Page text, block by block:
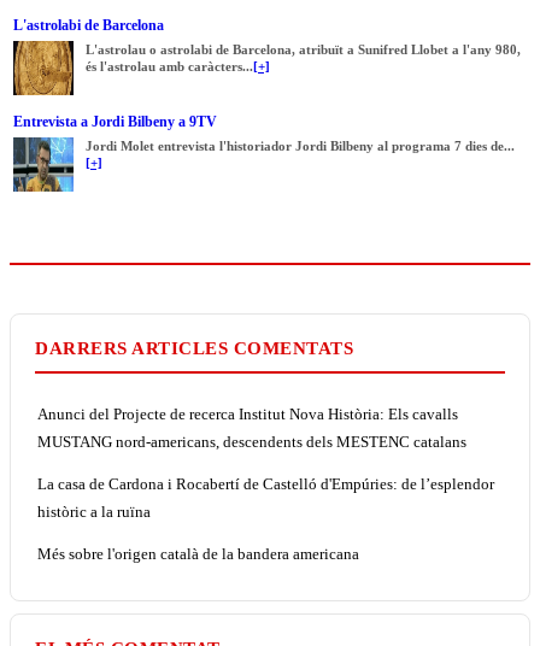
L'astrolabi de Barcelona
L'astrolau o astrolabi de Barcelona, atribuït a Sunifred Llobet a l'any 980,
és l'astrolau amb caràcters... [+]
Entrevista a Jordi Bilbeny a 9TV
Jordi Molet entrevista l'historiador Jordi Bilbeny al programa 7 dies de...
[+]
DARRERS ARTICLES COMENTATS
Anunci del Projecte de recerca Institut Nova Història: Els cavalls
MUSTANG nord-americans, descendents dels MESTENC catalans
La casa de Cardona i Rocabertí de Castelló d'Empúries: de l’esplendor
històric a la ruïna
Més sobre l'origen català de la bandera americana